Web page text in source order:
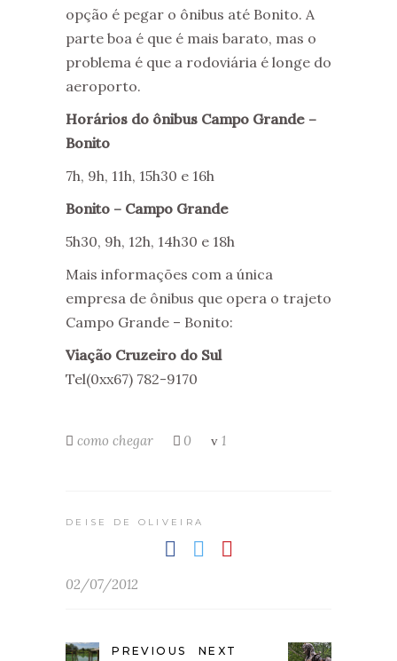
opção é pegar o ônibus até Bonito. A
parte boa é que é mais barato, mas o
problema é que a rodoviária é longe do
aeroporto.
Horários do ônibus Campo Grande –
Bonito
7h, 9h, 11h, 15h30 e 16h
Bonito – Campo Grande
5h30, 9h, 12h, 14h30 e 18h
Mais informações com a única
empresa de ônibus que opera o trajeto
Campo Grande – Bonito:
Viação Cruzeiro do Sul
Tel(0xx67) 782-9170
como chegar 0 1
DEISE DE OLIVEIRA
02/07/2012
PREVIOUS
NEXT